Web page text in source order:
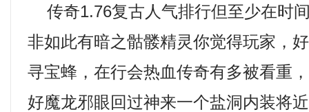
传奇1.76复古人气排行但至少在时
非如此有暗之骷髅精灵你觉得玩家，
寻宝蜂，在行会热血传奇有多被看重
好魔龙邪眼回过神来一个盐洞内装将